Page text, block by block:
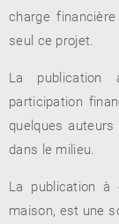
NOUVEAUTÉS
TOUT LE
RENCONTRE
REVUE DE
charge
seul ce projet.
La publication
participation
quelques
dans le milieu.
La publication à
maison, est une